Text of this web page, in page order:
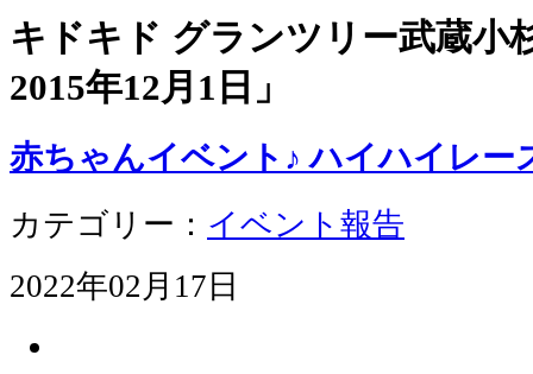
キドキド グランツリー武蔵
2015年12月1日 」
赤ちゃんイベント♪ ハイハイレー
カテゴリー： イベント報告
2022年02月17日